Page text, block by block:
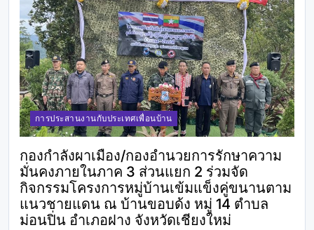
การประสานงานกับประเทศเพื่อนบ้าน
กองกำลังผาเมือง/กองอำนวยการรักษาความ
มั่นคงภายในภาค 3 ส่วนแยก 2 ร่วมจัด
กิจกรรมโครงการหมู่บ้านเข้มแข็งคู่ขนานตาม
แนวชายแดน ณ บ้านขอบด้ง หมู่ 14 ตำบล
ม่อนปิ่น อำเภอฝาง จังหวัดเชียงใหม่